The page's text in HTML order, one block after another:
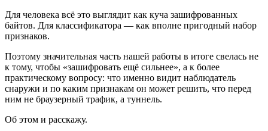
Для человека всё это выглядит как куча зашифрованных
байтов. Для классификатора — как вполне пригодный набор
признаков.
Поэтому значительная часть нашей работы в итоге свелась не
к тому, чтобы «зашифровать ещё сильнее», а к более
практическому вопросу: что именно видит наблюдатель
снаружи и по каким признакам он может решить, что перед
ним не браузерный трафик, а туннель.
Об этом и расскажу.